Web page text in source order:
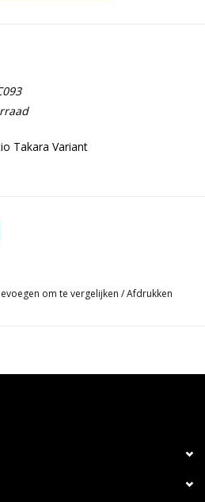
Takara Variant
om te vergelijken /Afdrukken